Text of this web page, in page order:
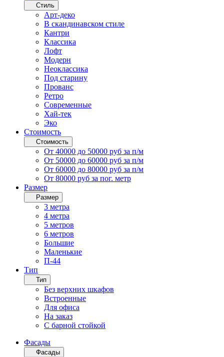
Стиль
Арт-деко
В скандинавском стиле
Кантри
Классика
Лофт
Модерн
Неоклассика
Под старину
Прованс
Ретро
Современные
Хай-тек
Эко
Стоимость
Стоимость
От 40000 до 50000 руб за п/м
От 50000 до 60000 руб за п/м
От 60000 до 80000 руб за п/м
От 80000 руб за пог. метр
Размер
Размер
3 метра
4 метра
5 метров
6 метров
Большие
Маленькие
П-44
Тип
Тип
Без верхних шкафов
Встроенные
Для офиса
На заказ
С барной стойкой
Фасады
Фасады